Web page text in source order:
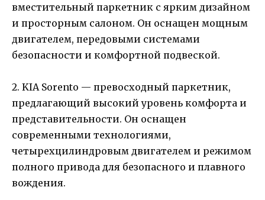
вместительный паркетник с ярким дизайном
и просторным салоном. Он оснащен мощным
двигателем, передовыми системами
безопасности и комфортной подвеской.
2. KIA Sorento — превосходный паркетник,
предлагающий высокий уровень комфорта и
представительности. Он оснащен
современными технологиями,
четырехцилиндровым двигателем и режимом
полного привода для безопасного и плавного
вождения.